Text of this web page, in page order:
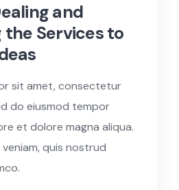
and
Services to
sit amet, consectetur
do eiusmod tempor
et dolore magna aliqua.
quis nostrud